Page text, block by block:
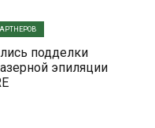
подделки
эпиляции